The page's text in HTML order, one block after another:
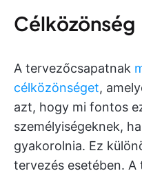
Célközönség
A tervezőcsapatnak
célközönséget,
azt, hogy mi fontos
személyiségeknek,
gyakorolnia. Ez
tervezés esetében.